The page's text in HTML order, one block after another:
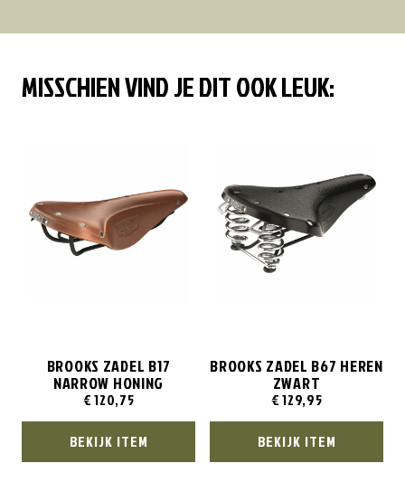
MISSCHIEN VIND JE DIT OOK LEUK:
BROOKS ZADEL B17
NARROW HONING
€120,75
BEKIJK ITEM
BROOKS ZADEL B67 HEREN
ZWART
€129,95
BEKIJK ITEM